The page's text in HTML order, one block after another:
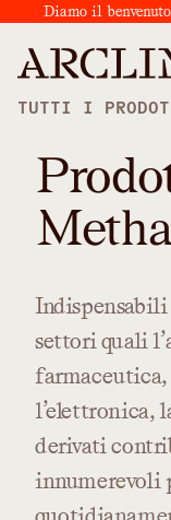
Diamo il
TUTTI I
Indispensabili
settori quali
farmaceutica,
l’elettronica,
derivati
innumerevoli